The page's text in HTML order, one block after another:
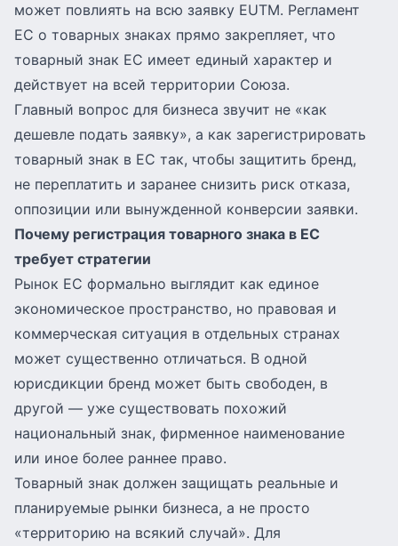
может повлиять на всю заявку EUTM. Регламент
ЕС о товарных знаках прямо закрепляет, что
товарный знак ЕС имеет единый характер и
действует на всей территории Союза.
Главный вопрос для бизнеса звучит не «как
дешевле подать заявку», а как зарегистрировать
товарный знак в ЕС так, чтобы защитить бренд,
не переплатить и заранее снизить риск отказа,
оппозиции или вынужденной конверсии заявки.
Почему регистрация товарного знака в ЕС
требует стратегии
Рынок ЕС формально выглядит как единое
экономическое пространство, но правовая и
коммерческая ситуация в отдельных странах
может существенно отличаться. В одной
юрисдикции бренд может быть свободен, в
другой — уже существовать похожий
национальный знак, фирменное наименование
или иное более раннее право.
Товарный знак должен защищать реальные и
планируемые рынки бизнеса, а не просто
«территорию на всякий случай». Для